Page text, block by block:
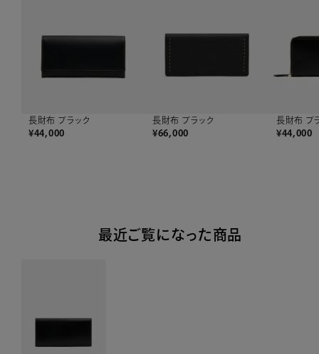
長財布 ブラック
¥44,000
長財布 ブラック
¥66,000
長財布 ブ
¥44,000
最近ご覧になった商品